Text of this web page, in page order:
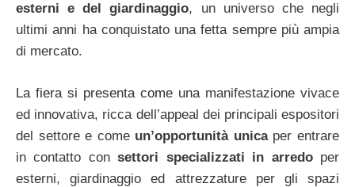
esterni e del giardinaggio, un universo che negli
ultimi anni ha conquistato una fetta sempre più ampia
di mercato.
La fiera si presenta come una manifestazione vivace
ed innovativa, ricca dell’appeal dei principali espositori
del settore e come un’opportunità unicaper entrare
in contatto consettori specializzati in arredo per
esterni, giardinaggio ed attrezzature per gli spazi